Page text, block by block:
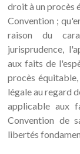
droit à un procès
Convention ;
raison du
jurisprudence,
aux faits de
procès
légale au regard
applicable aux
Convention de
libertés